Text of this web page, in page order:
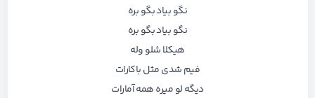
ﻧﮕﻮ ﺑﻴﺎد ﺑﮕﻮ ﺑﺮه
ﻧﮕﻮ ﺑﻴﺎد ﺑﮕﻮ ﺑﺮه
ﻫﻴﻜﻠﺎ ﺷﻠﻮ وﻟﻪ
ﻓﻴﻢ ﺷﺪی ﻣﺜﻞ ﺑﺎﻛﺎرات
دﻳﮕﻪ ﻟﻮ ﻣﻴﺮه ﻫﻤﻪ آﻣﺎرات